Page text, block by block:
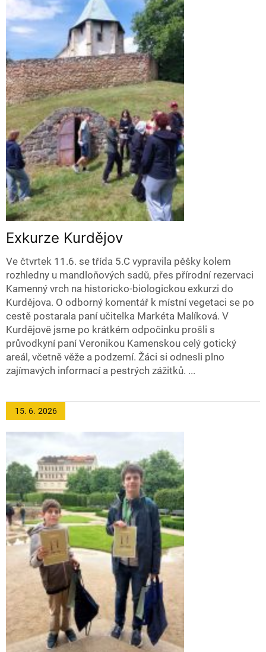
Exkurze Kurdějov
Ve čtvrtek 11.6. se třída 5.C vypravila pěšky kolem
rozhledny u mandloňových sadů, přes přírodní rezervaci
Kamenný vrch na historicko-biologickou exkurzi do
Kurdějova. O odborný komentář k místní vegetaci se po
cestě postarala paní učitelka Markéta Malíková. V
Kurdějově jsme po krátkém odpočinku prošli s
průvodkyní paní Veronikou Kamenskou celý gotický
areál, včetně věže a podzemí. Žáci si odnesli plno
zajímavých informací a pestrých zážitků. ...
15. 6. 2026